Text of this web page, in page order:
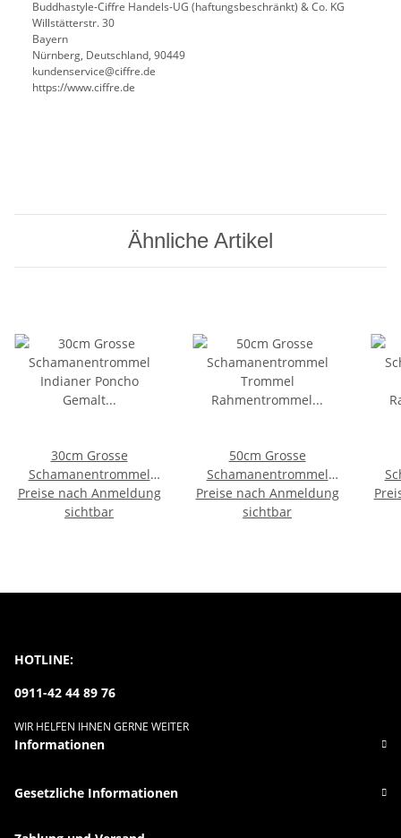
Buddhastyle-Ciffre Handels-UG (haftungsbeschränkt) & Co. KG
Willstätterstr. 30
Bayern
Nürnberg, Deutschland, 90449
kundenservice@ciffre.de
https://www.ciffre.de
Ähnliche Artikel
30cm Grosse
Schamanentrommel
Indianer Poncho Gemalt
Rahmentrommel
Preise nach Anmeldung
sichtbar
50cm Grosse
Schamanentrommel
Trommel
Rahmentrommel
Preise nach Anmeldung
sichtbar
HOTLINE:
0911-42 44 89 76
WIR HELFEN IHNEN GERNE WEITER
Informationen
Gesetzliche Informationen